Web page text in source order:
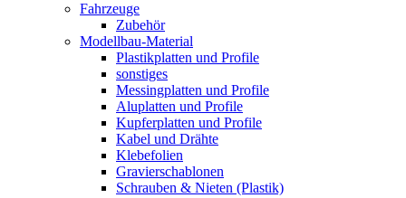
Fahrzeuge
Zubehör
Modellbau-Material
Plastikplatten und Profile
sonstiges
Messingplatten und Profile
Aluplatten und Profile
Kupferplatten und Profile
Kabel und Drähte
Klebefolien
Gravierschablonen
Schrauben & Nieten (Plastik)